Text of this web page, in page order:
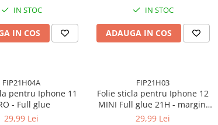
IN STOC
IN COS
IN STOC
ADAUGA IN COS
FIP21H04A
pentru Iphone 11
- Full glue
29,99 Lei
FIP21H03
Folie sticla pentru Iphone 12
MINI Full glue 21H - margini
negre
29,99 Lei